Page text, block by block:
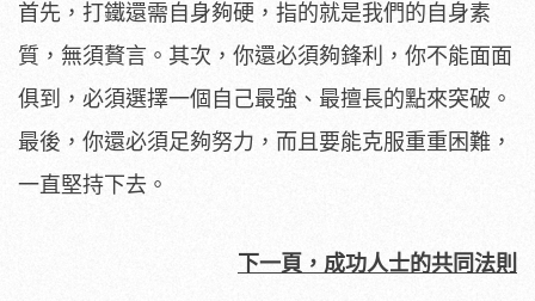
首先，打鐵還需自身夠硬，指的就是我們的自身素
質，無須贅言。其次，你還必須夠鋒利，你不能面面
俱到，必須選擇一個自己最強、最擅長的點來突破。
最後，你還必須足夠努力，而且要能克服重重困難，
一直堅持下去。
下一頁，成功人士的共同法則